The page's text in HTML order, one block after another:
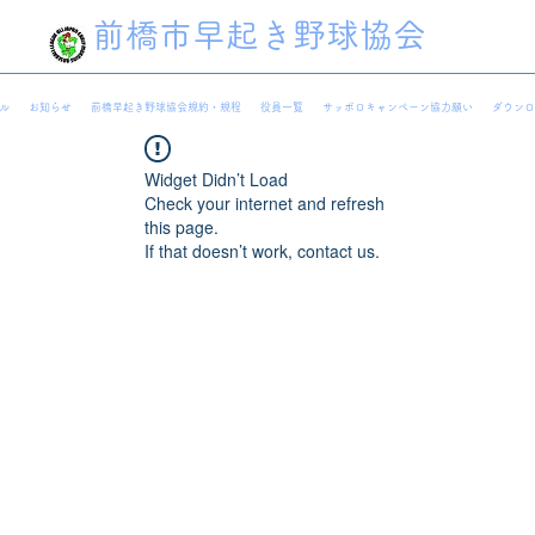
前橋市早起き野球協会
お知らせ 前橋早起き野球協会規約・規程 役員一覧 サッポロキャンペーン協力願い ダウン
Widget Didn’t Load
Check your internet and refresh
this page.
If that doesn’t work, contact us.